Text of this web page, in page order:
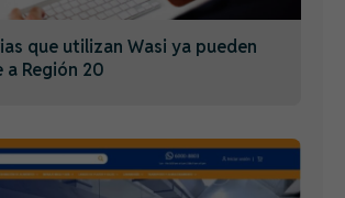
que utilizan Wasi ya pueden
Región 20